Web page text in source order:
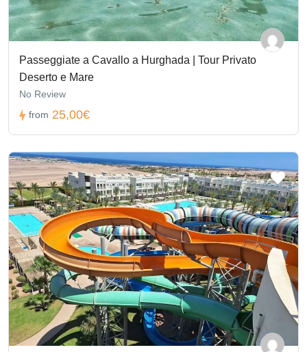
Passeggiate a Cavallo a Hurghada | Tour Privato
Deserto e Mare
No Review
from 25,00€